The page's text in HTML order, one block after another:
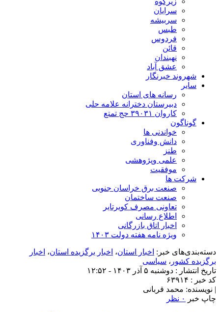
سرایان
سربیشه
طبس
فردوس
قائن
نهبندان
عشق آباد
شهروند خبرنگار
سایر
رسانه های استان
دبیرستان دخترانه علامه حلی
کاروان ۳۹۰۳۱ حج تمتع
گوناگون
خواندنی ها
دانش وفناوری
طنز
علمی وپژوهشی
موفقیت
شرکت ها
صنعت برق خراسان جنوبی
صنعت ساختمان
تعاونی مصرف کویرتایر
اطلاع رسانی
اخبار اتاق بازرگانی
ویژه نامه هفته دولت ۱۴۰۳
دسته‌بندی‌های خبر: اخبار استان، اخبار برگزیده استان، اخبار
برگزیده کشور ، سیاسی
تاریخ انتشار : دوشنبه ۵ آذر ۱۴۰۳ - ۱۲:۵۲
کد خبر : ۶۳۹۱۴
| نویسنده: محمد قربانی
چاپ خبر
۰ نظر